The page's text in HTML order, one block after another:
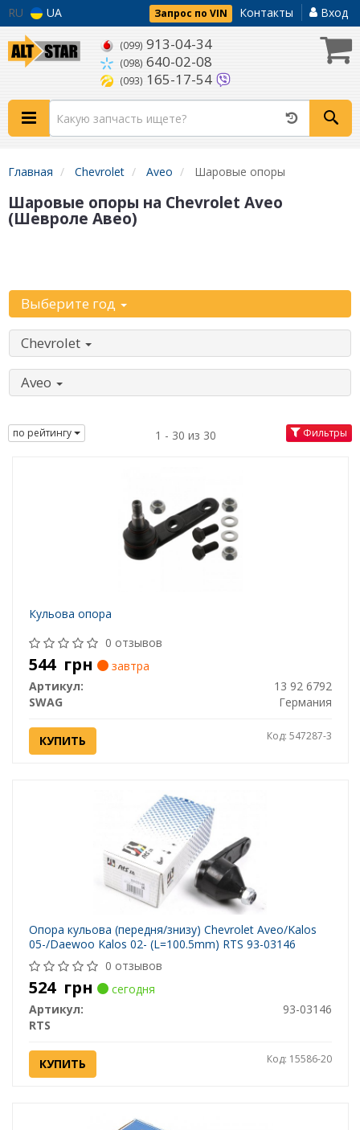
RU UA Запрос по VIN Контакты Вход
(099) 913-04-34
(098) 640-02-08
(093) 165-17-54
Главная Chevrolet Aveo Шаровые опоры
Шаровые опоры на Chevrolet Aveo
(Шевроле Авео)
Выберите год
Chevrolet
Aveo
по рейтингу 1 - 30 из 30 Фильтры
Кульова опора
0 отзывов
544 грн
завтра
Артикул:
13 92 6792
SWAG
Германия
КУПИТЬ Код: 547287-3
Опора кульова (передня/знизу) Chevrolet Aveo/Kalos
05-/Daewoo Kalos 02- (L=100.5mm) RTS 93-03146
0 отзывов
524 грн
сегодня
Артикул:
93-03146
RTS
КУПИТЬ Код: 15586-20